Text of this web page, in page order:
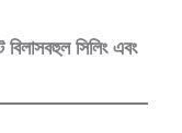
সিলিং এবং